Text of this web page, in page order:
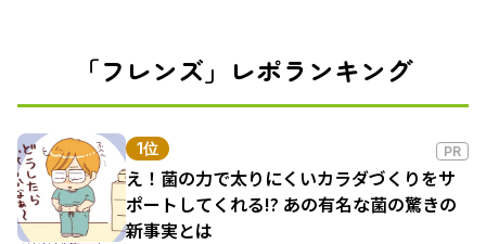
「フレンズ」レポランキング
1位 PR
え！菌の力で太りにくいカラダづくりをサ
ポートしてくれる!? あの有名な菌の驚きの
新事実とは